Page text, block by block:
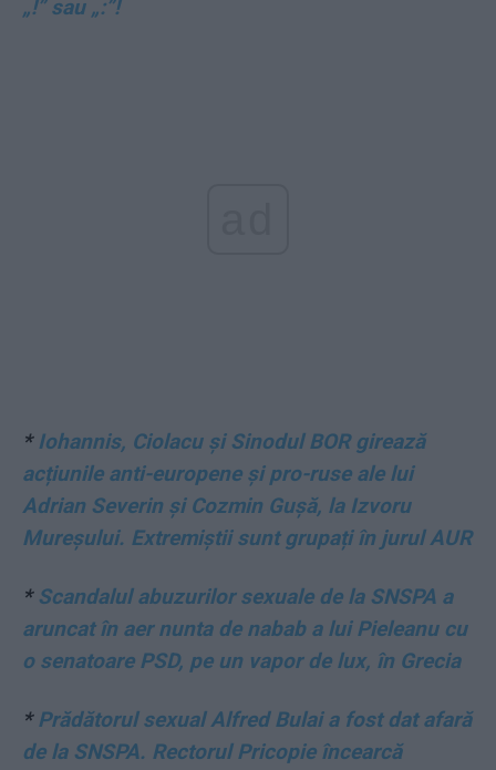
„!” sau „:”!
* Iohannis, Ciolacu și Sinodul BOR girează
acțiunile anti-europene și pro-ruse ale lui
Adrian Severin și Cozmin Gușă, la Izvoru
Mureșului. Extremiștii sunt grupați în jurul AUR
* Scandalul abuzurilor sexuale de la SNSPA a
aruncat în aer nunta de nabab a lui Pieleanu cu
o senatoare PSD, pe un vapor de lux, în Grecia
*Prădătorul sexual Alfred Bulai a fost dat afară
de la SNSPA. Rectorul Pricopie încearcă